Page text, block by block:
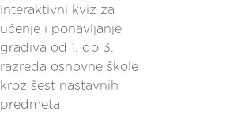
interaktivni kviz za
učenje i ponavljanje
gradiva od 1. do 3.
razreda osnovne škole
kroz šest nastavnih
predmeta